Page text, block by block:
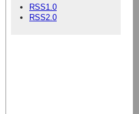
RSS1.0
RSS2.0